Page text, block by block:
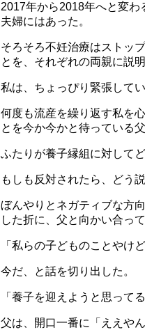
2017年から2018年へと変わ
夫婦にはあった。
そろそろ不妊治療はストッ
とを、それぞれの両親に説
私は、ちょっぴり緊張してい
何度も流産を繰り返す私を
とを今か今かと待っている父
ふたりが養子縁組に対して
もしも反対されたら、どう
ぼんやりとネガティブな方
した折に、父と向かい合っ
「私らの子どものことやけ
今だ、と話を切り出した。
「養子を迎えようと思って
父は、開口一番に「ええや